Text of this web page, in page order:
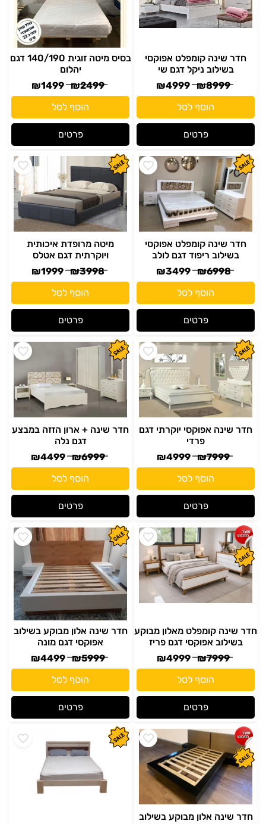
חדר שינה קומפלט אפוקסי
בשילוב ניקל דגם שי
₪8999
₪4999
הוסף לסל
פרטים
בסיס מיטה זוגית 140/190 דגם
יהלום
₪2499
₪1499
הוסף לסל
פרטים
חדר שינה קומפלט אפוקסי
בשילוב ריפוד דגם לולב
₪6998
₪3499
הוסף לסל
פרטים
מיטה מרופדת איכותית
ויוקרתית דגם אטלס
₪3998
₪1999
הוסף לסל
פרטים
חדר שינה אפוקסי יוקרתי דגם
פרדי
₪7999
₪4999
הוסף לסל
פרטים
חדר שינה + ארון הזזה במבצע
דגם נלה
₪6999
₪4499
הוסף לסל
פרטים
חדר שינה קומפלט מאלון מבוקע
בשילוב אפוקסי דגם פריז
₪7999
₪4999
הוסף לסל
פרטים
חדר שינה אלון מבוקע בשילוב
אפוקסי דגם מונה
₪5999
₪4499
הוסף לסל
פרטים
חדר שינה אלון מבוקע בשילוב